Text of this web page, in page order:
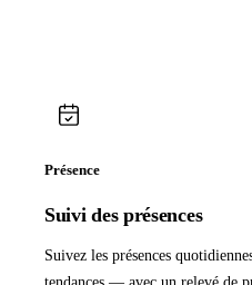
Présence
Suivi des présences
Suivez les présences